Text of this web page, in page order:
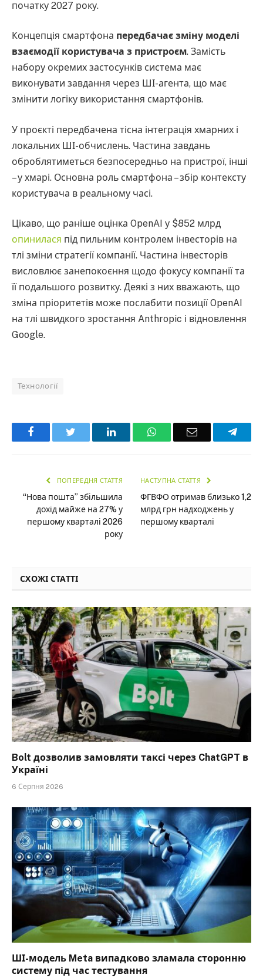
початку 2027 року.
Концепція смартфона передбачає зміну моделі
взаємодії користувача з пристроєм. Замість
набору окремих застосунків система має
виконувати завдання через ШІ-агента, що має
змінити логіку використання смартфонів.
У проєкті передбачена тісна інтеграція хмарних і
локальних ШІ-обчислень. Частина завдань
оброблятиметься безпосередньо на пристрої, інші
– у хмарі. Основна роль смартфона – збір контексту
користувача в реальному часі.
Цікаво, що раніше оцінка OpenAI у $852 млрд
опинилася під пильним контролем інвесторів на
тлі зміни стратегії компанії. Частина інвесторів
висловлює занепокоєння щодо фокусу компанії та
її подальшого розвитку. Деякі з них вважають, що
зміна пріоритетів може послабити позиції OpenAI
на тлі швидкого зростання Anthropic і відновлення
Google.
Технології
Facebook LinkedInWhatsAppEmail
ПОПЕРЕДНЯ СТАТТЯ
“Нова пошта” збільшила
дохід майже на 27% у
першому кварталі 2026
року
НАСТУПНА СТАТТЯ
ФГВФО отримав близько 1,2
млрд грн надходжень у
першому кварталі
СХОЖІ СТАТТІ
Bolt дозволив замовляти таксі через ChatGPT в
Україні
6 Серпня 2026
ШІ-модель Meta випадково зламала сторонню
систему під час тестування